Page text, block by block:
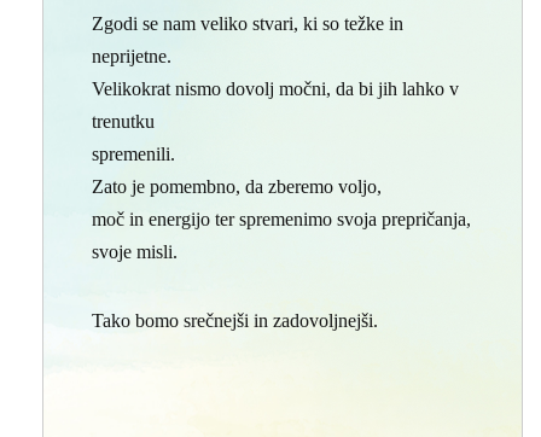
Zgodi se nam veliko stvari, ki so težke in
neprijetne.
Velikokrat nismo dovolj močni, da bi jih lahko v
trenutku
spremenili.
Zato je pomembno, da zberemo voljo,
moč in energijo ter spremenimo svoja prepričanja,
svoje misli.
Tako bomo srečnejši in zadovoljnejši.